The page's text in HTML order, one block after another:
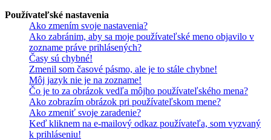
Používateľské nastavenia
Ako zmením svoje nastavenia?
Ako zabránim, aby sa moje používateľské meno objavilo v
zozname práve prihlásených?
Časy sú chybné!
Zmenil som časové pásmo, ale je to stále chybne!
Môj jazyk nie je na zozname!
Čo je to za obrázok vedľa môjho používateľského mena?
Ako zobrazím obrázok pri používateľskom mene?
Ako zmeniť svoje zaradenie?
Keď kliknem na e-mailový odkaz používateľa, som vyzvaný
k prihláseniu!